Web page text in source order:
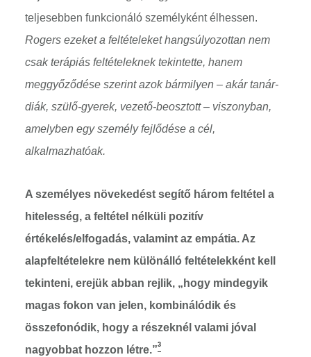
teljesebben funkcionáló személyként élhessen.
Rogers ezeket a feltételeket hangsúlyozottan nem
csak terápiás feltételeknek tekintette, hanem
meggyőződése szerint azok bármilyen – akár tanár-
diák, szülő-gyerek, vezető-beosztott – viszonyban,
amelyben egy személy fejlődése a cél,
alkalmazhatóak.
A személyes növekedést segítő három feltétel a
hitelesség, a feltétel nélküli pozitív
értékelés/elfogadás, valamint az empátia. Az
alapfeltételekre nem különálló feltételekként kell
tekinteni, erejük abban rejlik, „hogy mindegyik
magas fokon van jelen, kombinálódik és
összefonódik, hogy a részeknél valami jóval
nagyobbat hozzon létre.”3